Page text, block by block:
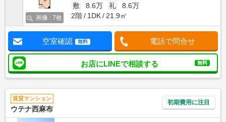
画像 : 7枚
敷
8.6万 礼
8.6万
2階
1DK 21.9㎡
空室確認 無料 電話で問合せ
お店にLINEで相談する 無料
賃貸マンション
ウテナ西麻布
初期費用に注目